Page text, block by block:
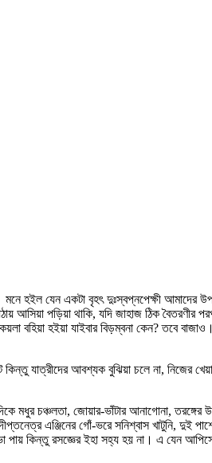
হইল যেন একটা বৃহৎ দুঃস্বপ্নপেক্ষী আমাদের
পড়িয়া থাকি, যদি জাহাজ ঠিক বৈতরণীর
বহিয়া হইয়া যাইবার বিড়ম্বনা কেন? তবে
যাত্রীদের আবশ্যক বুঝিয়া চলে না, নিজের
মধুর চঞ্চলতা, জোয়ার-ভাঁটার আনাগোনা,
এঞ্জিনের গোঁ-ভরে সনিশ্বাস খাটুনি, দুই
পায় কিন্তু রসজ্ঞের ইহা সহ্য হয় না। এ যেন